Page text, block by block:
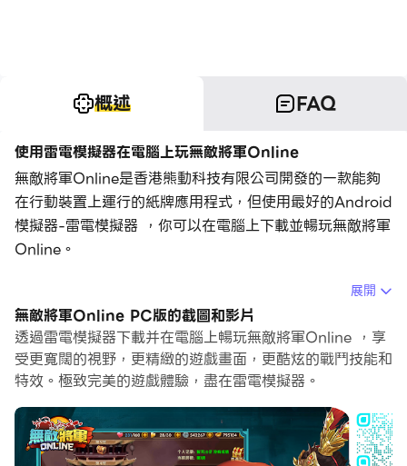
概述 FAQ
使用雷電模擬器在電腦上玩無敵將軍Online
無敵將軍Online是香港熊動科技有限公司開發的一款能夠
在行動裝置上運行的紙牌應用程式，但使用最好的Android
模擬器-雷電模擬器 ，你可以在電腦上下載並暢玩無敵將軍
Online。
在電腦上運行無敵將軍Online，您可以在大螢幕上清晰地
瀏覽, 而用滑鼠和鍵盤操控應用程式比用觸摸屏鍵盤要快得
多，同時你將永遠不必擔心設備的電量問題。
通過多開和同步功能，你甚至可以在PC上運行多個應用程
而文件互傳功能讓分享圖像、影片和文件也變得非常容易。
展開
無敵將軍Online PC版的截圖和影片
透過雷電模擬器下載并在電腦上暢玩無敵將軍Online ，享
受更寬闊的視野，更精緻的遊戲畫面，更酷炫的戰鬥技能和
特效。極致完美的遊戲體驗，盡在雷電模擬器。